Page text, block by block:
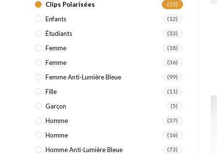
Clips Polarisées (15)
Enfants (12)
Étudiants (33)
Femme (18)
Femme (36)
Femme Anti-Lumière Bleue (99)
Fille (11)
Garçon (5)
Homme (37)
Homme (16)
Homme Anti-Lumière Bleue (73)